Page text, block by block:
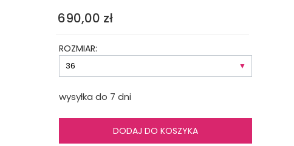
690,00 zł
ROZMIAR:
wysyłka do 7 dni
DODAJ DO KOSZYKA